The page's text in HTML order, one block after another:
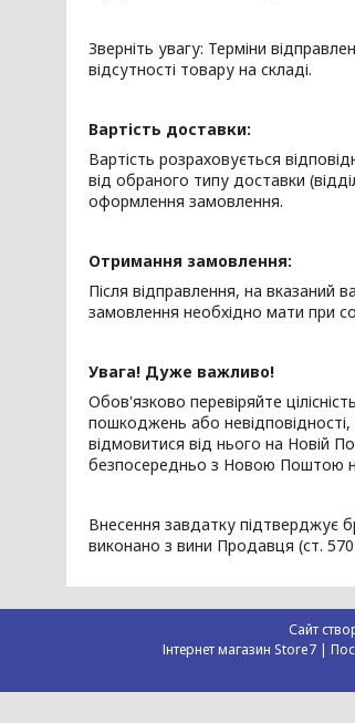
Зверніть увагу: Терміни
відсутності товару на складі.
Вартість доставки:
Вартість розраховується
від обраного типу доставки
оформлення замовлення.
Отримання замовлення:
Після відправлення, на
замовлення необхідно мати при
Увага! Дуже важливо!
Обов'язково перевіряйте
пошкоджень або
відмовитися від нього на Новій
безпосередньо з Новою Поштою
Внесення завдатку підтверджує
виконано з вини Продавця (ст.
Сайт
Інтернет магазин Store7 |